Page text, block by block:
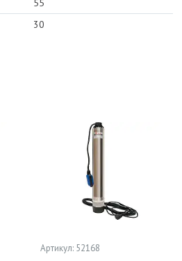
55
30
Артикул: 52168